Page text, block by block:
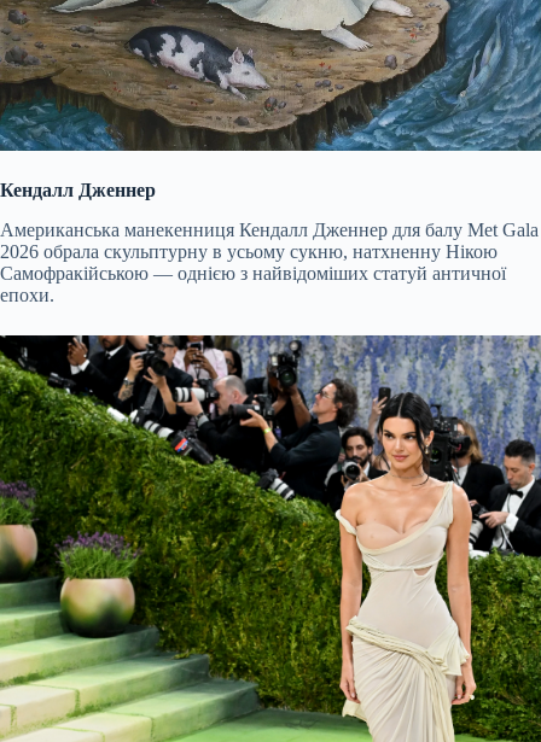
Кендалл Дженнер
Американська манекенниця Кендалл Дженнер для балу Met Gala
2026 обрала скульптурну в усьому сукню, натхненну Нікою
Самофракійською — однією з найвідоміших статуй античної
епохи.